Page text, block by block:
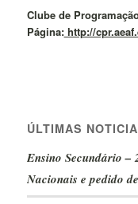
Clube de
Página:http://
ÚLTIMAS
Ensino Secundário –
Nacionais e pedido